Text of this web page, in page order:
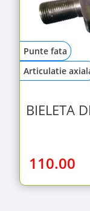
Punte fata
Articulatie
BIELETA
110.00